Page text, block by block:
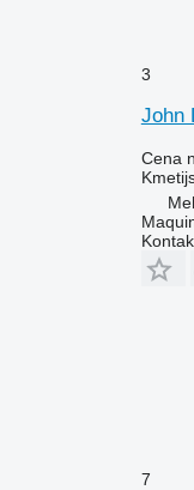
3
John
Cena
7